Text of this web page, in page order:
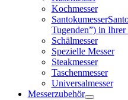
Kochmesser
Santokumesser
Tugenden”) in
Schälmesser
Spezielle Messer
Steakmesser
Taschenmesser
Universalmesser
Messerzubehör